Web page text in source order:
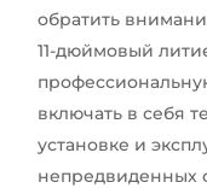
обратить
11-дюймовый
включать в себя
установке и
непредвиденных